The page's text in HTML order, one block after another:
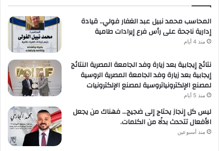
المحاسب محمد نبيل عبد الغفار فولي.. قيادة
إدارية ناجحة على رأس فرع إيرادات طامية
منذ 4 أيام
نتائج إيجابية بعد زيارة وفد الجامعة المصرية النتائج
إيجابية بعد زيارة وفد الجامعة المصرية الروسية
لمصنع الإلكترونياتروسية لمصنع الإلكترونيات
منذ 5 أيام
ليس كل إنجاز يحتاج إلى ضجيج… فهناك من يجعل
الأفعال تتحدث بدلًا من الكلمات.
منذ أسبوعين